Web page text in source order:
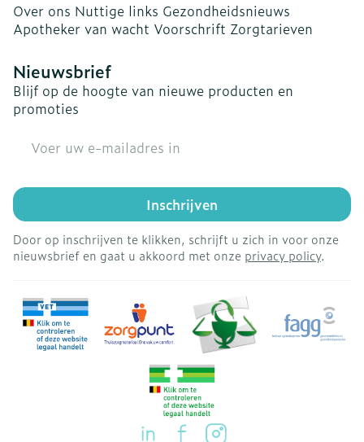
Over ons Nuttige links Gezondheidsnieuws
Apotheker van wacht Voorschrift Zorgtarieven
Nieuwsbrief
Blijf op de hoogte van nieuwe producten en
promoties
Inschrijven
Door op inschrijven te klikken, schrijft u zich in voor onze
nieuwsbrief en gaat u akkoord met onze privacy policy.